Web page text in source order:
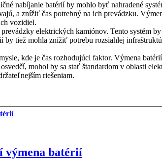
nabíjanie batérií by mohlo byť nahradené
a znížiť čas potrebný na ich prevádzku.
vozidiel.
elektrických kamiónov. Tento systém
tiež mohla znížiť potrebu rozsiahlej
kde je čas rozhodujúci faktor. Výmena
mohol by sa stať štandardom v oblasti
riešeniam.
výmena batérií